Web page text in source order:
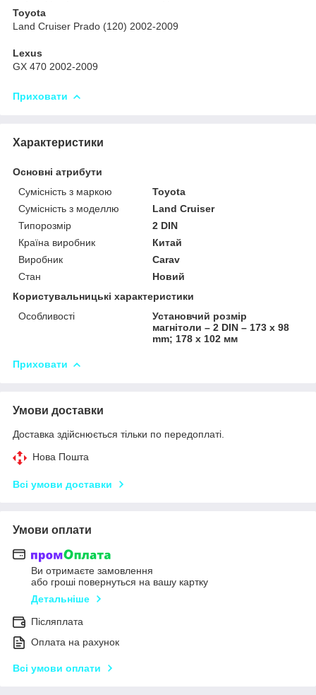
Toyota
Land Cruiser Prado (120) 2002-2009
Lexus
GX 470 2002-2009
Приховати
Характеристики
Основні атрибути
Сумісність з маркою
Toyota
Сумісність з моделлю
Land Cruiser
Типорозмір
2 DIN
Країна виробник
Китай
Виробник
Carav
Стан
Новий
Користувальницькі характеристики
Особливості
Установчий розмір
магнітоли – 2 DIN – 173 x 98
mm; 178 x 102 мм
Приховати
Умови доставки
Доставка здійснюється тільки по передоплаті.
Нова Пошта
Всі умови доставки
Умови оплати
Ви отримаєте замовлення
або гроші повернуться на вашу картку
Детальніше
Післяплата
Оплата на рахунок
Всі умови оплати